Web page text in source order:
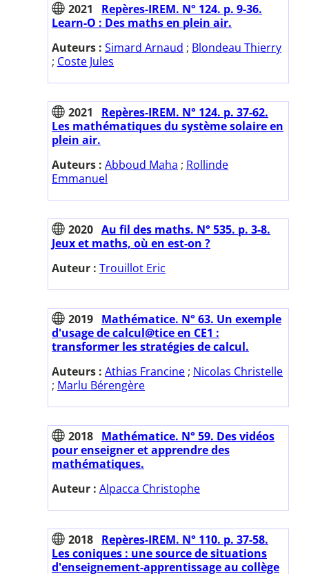
2021
Repères-IREM. N° 124. p. 9-36.
Learn-O : Des maths en plein air.
Auteurs : Simard Arnaud ; Blondeau Thierry
; Coste Jules
2021
Repères-IREM. N° 124. p. 37-62.
Les mathématiques du système solaire en
plein air.
Auteurs : Abboud Maha ; Rollinde
Emmanuel
2020 Au fil des maths. N° 535. p. 3-8.
Jeux et maths, où en est-on ?
Auteur : Trouillot Eric
2019 Mathématice. N° 63. Un exemple
d'usage de calcul@tice en CE1 :
transformer les stratégies de calcul.
Auteurs : Athias Francine ; Nicolas Christelle
; Marlu Bérengère
2018 Mathématice. N° 59. Des vidéos
pour enseigner et apprendre des
mathématiques.
Auteur : Alpacca Christophe
2018 Repères-IREM. N° 110. p. 37-58.
Les coniques : une source de situations
d'enseignement-apprentissage au collège